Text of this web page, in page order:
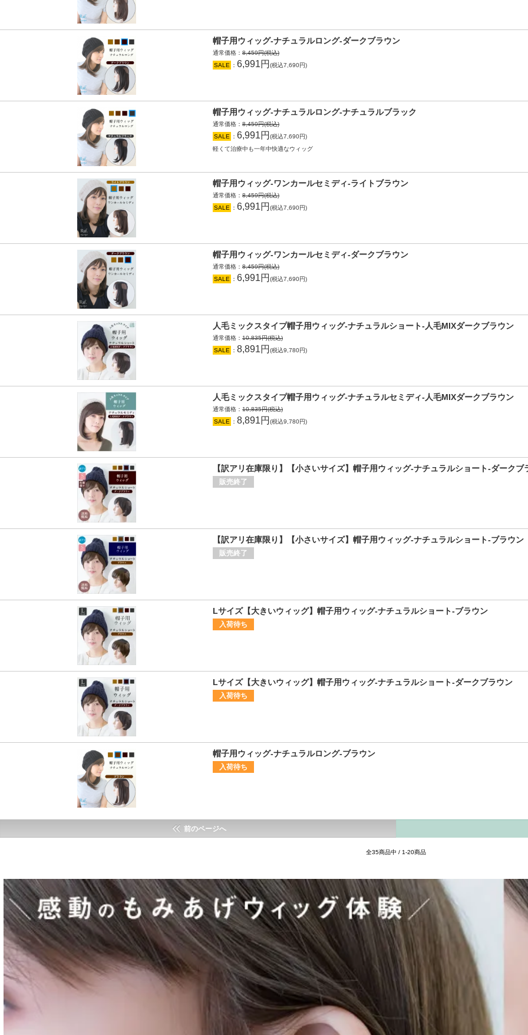
帽子用ウィッグ-ナチュラルロング-ダークブラウン
通常価格： 8,459円(税込)
SALE ： 6,991円 (税込7,690円)
帽子用ウィッグ-ナチュラルロング-ナチュラルブラック
通常価格： 8,459円(税込)
SALE ： 6,991円 (税込7,690円)
軽くて治療中も一年中快適なウィッグ
帽子用ウィッグ-ワンカールセミディ-ライトブラウン
通常価格： 8,459円(税込)
SALE ： 6,991円 (税込7,690円)
帽子用ウィッグ-ワンカールセミディ-ダークブラウン
通常価格： 8,459円(税込)
SALE ： 6,991円 (税込7,690円)
人毛ミックスタイプ帽子用ウィッグ-ナチュラルショート-人毛MIXダークブラウン
通常価格： 10,835円(税込)
SALE ： 8,891円 (税込9,780円)
人毛ミックスタイプ帽子用ウィッグ-ナチュラルセミディ-人毛MIXダークブラウン
通常価格： 10,835円(税込)
SALE ： 8,891円 (税込9,780円)
【訳アリ在庫限り】【小さいサイズ】帽子用ウィッグ-ナチュラルショート-ダークブ
販売終了
【訳アリ在庫限り】【小さいサイズ】帽子用ウィッグ-ナチュラルショート-ブラウン
販売終了
Lサイズ【大きいウィッグ】帽子用ウィッグ-ナチュラルショート-ブラウン
入荷待ち
Lサイズ【大きいウィッグ】帽子用ウィッグ-ナチュラルショート-ダークブラウン
入荷待ち
帽子用ウィッグ-ナチュラルロング-ブラウン
入荷待ち
前のページへ
全35商品中 / 1-20商品